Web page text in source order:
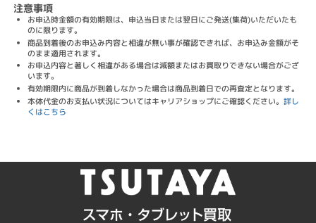
注意事項
お申込時金額の有効期限は、申込当日または翌日にご発送(集荷)いただいたも
のに限ります。
商品到着後のお申込み内容と相違が無い事が確認できれば、お申込み金額がそ
のまま適用されます。
お申込内容と著しく相違がある場合は減額またはお買取りできない場合がござ
います。
有効期限内に商品が到着しなかった場合は商品到着日での再査定となります。
本体代金のお支払い状況についてはキャリアショップにご確認ください。詳し
くはこちら